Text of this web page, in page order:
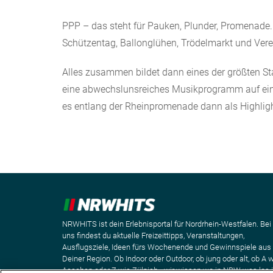
PPP – das steht für Pauken, Plunder,
Schützentag, Ballonglühen, Trödelmarkt und
Alles zusammen bildet dann eines der größten
eine abwechslunsreiches Musikprogramm auf
es entlang der Rheinpromenade dann als
NRWHITS ist dein Erlebnisportal für Nordrhein-Westfalen. Bei
uns findest du aktuelle Freizeittipps, Veranstaltungen,
Ausflugsziele, Ideen fürs Wochenende und Gewinnspiele aus
Deiner Region. Ob Indoor oder Outdoor, ob jung oder alt, ob A
Aaachen oder Z wie Zülpich - wir wissen wo in NRW was los